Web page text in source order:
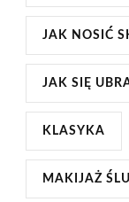
JAK NOSIĆ
JAK SIĘ
KLASYKA
MAKIJAŻ